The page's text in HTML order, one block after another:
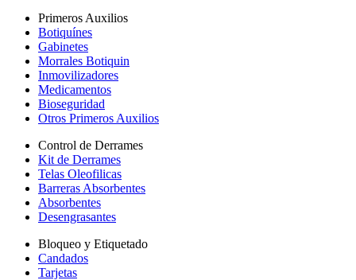
Primeros Auxilios
Botiquínes
Gabinetes
Morrales Botiquin
Inmovilizadores
Medicamentos
Bioseguridad
Otros Primeros Auxilios
Control de Derrames
Kit de Derrames
Telas Oleofilicas
Barreras Absorbentes
Absorbentes
Desengrasantes
Bloqueo y Etiquetado
Candados
Tarjetas